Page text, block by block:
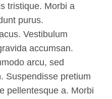
tristique. Morbi a
purus.
Vestibulum
accumsan.
arcu, sed
Suspendisse pretium
pellentesque a. Morbi